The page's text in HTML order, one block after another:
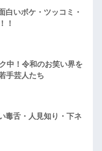
白いボケ・ツッコミ・
！
中！令和のお笑い界を
手芸人たち
毒舌・人見知り・下ネ